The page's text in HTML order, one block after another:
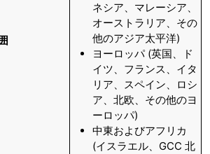
ネシア、マレーシア、
オーストラリア、その
他のアジア太平洋)
ヨーロッパ (英国、ド
イツ、フランス、イタ
リア、スペイン、ロシ
ア、北欧、その他のヨ
ーロッパ)
中東およびアフリカ
(イスラエル、GCC 北